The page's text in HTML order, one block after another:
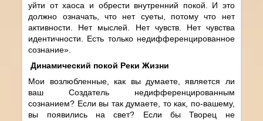
уйти от хаоса и обрести внутренний покой. И это
должно означать, что нет суеты, потому что нет
активности. Нет мыслей. Нет чувств. Нет чувства
идентичности. Есть только недифференцированное
сознание».
Динамический покой Реки Жизни
Мои возлюбленные, как вы думаете, является ли
ваш Создатель недифференцированным
сознанием? Если вы так думаете, то как, по-вашему,
вы появились на свет? Если бы Творец не